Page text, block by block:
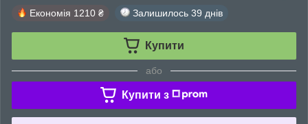
Економія 1210 ₴ Залишилось 39 днів
Купити
або
Купити з